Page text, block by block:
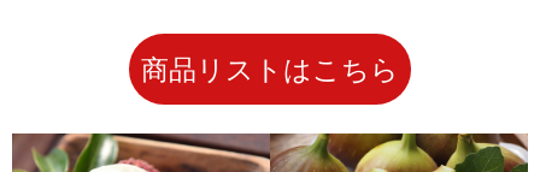
商品リストはこちら